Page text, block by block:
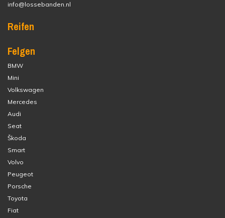
info@lossebanden.nl
Reifen
Felgen
BMW
Mini
Volkswagen
Mercedes
Audi
Seat
Škoda
Smart
Volvo
Peugeot
Porsche
Toyota
Fiat